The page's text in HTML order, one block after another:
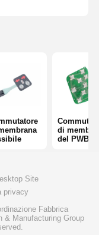
di
del PWB
Site
privacy
Fabbrica
& Manufacturing Group